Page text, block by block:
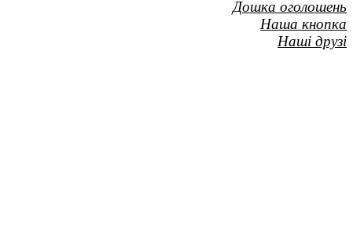
Дошка оголошень
Наша кнопка
Наші друзі